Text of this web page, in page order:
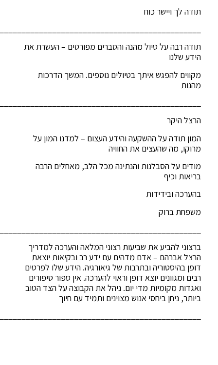
תודה לך ויישר כוח
תודה רבה על טיול מהנה והסברים מפורטים – העשרת את
הידע שלנו
מקווים להפגש איתך בטיולים נוספים. המשך הדרכות
מהנות
הרצל היקר
המון תודה על ההשקעה והידע העצום – למדנו המון על
מרוקו, מה שהעצים את החוויה
מודים על הסבלנות והנתינה מכל הלב, מאחלים הרבה
בריאות וכיף
בהערכה ובידידות
משפחת ברוק
ברצוני להביע את שביעות רצוני המלאה והערכה למדריך
הרצל אברהם – אדם מדהים עם ידע רב ובקיאות יוצאת
דופן בהיסטוריה ובתרבות של גיאורגיה. הידע שלו לפרטים
רבים ומגוונים יוצא דופן וראוי להערכה. אין ספור סיפורים
ואגדות מקומיות מדי יום. ניהל את הקבוצה על הצד הטוב
ביותר, ניחן ביחסי אנוש מצוינים ותמיד עם חיוך